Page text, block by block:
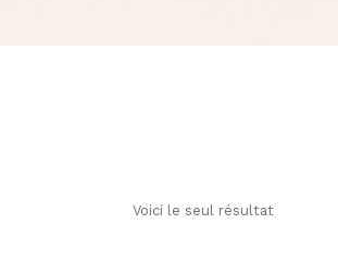
Voici le seul résultat